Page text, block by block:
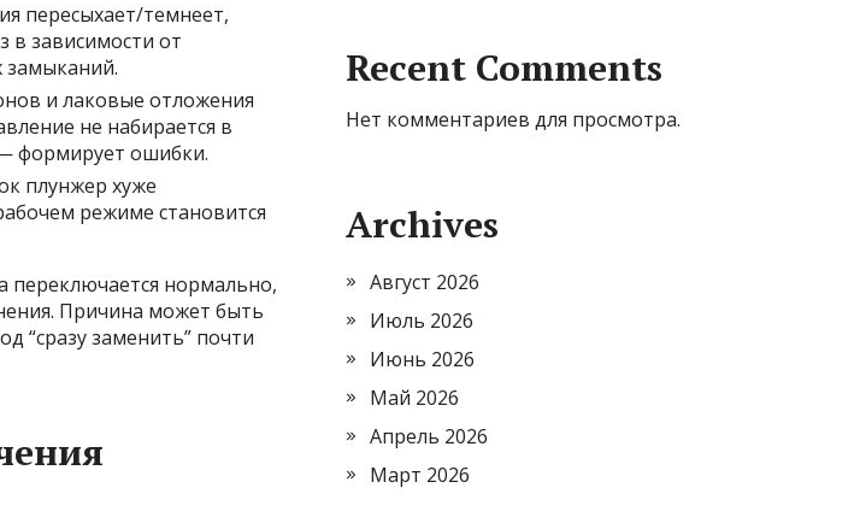
пересыхает/темнеет,
в зависимости от
замыканий.
и лаковые отложения
не набирается в
формирует ошибки.
плунжер хуже
режиме становится
переключается нормально,
Причина может быть
“сразу заменить” почти
Recent Comments
Нет комментариев для просмотра.
Archives
Август 2026
Июль 2026
Июнь 2026
Май 2026
Апрель 2026
Март 2026